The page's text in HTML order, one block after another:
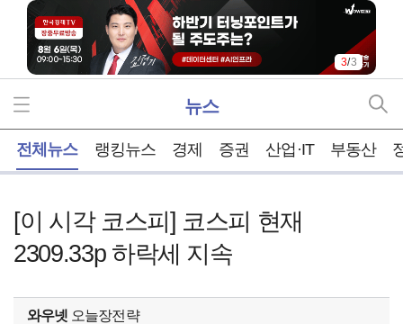
1/3
뉴스
전체뉴스 랭킹뉴스 경제 증권 산업·IT 부동산
[이 시각 코스피] 코스피 현재
2309.33p 하락세 지속
와우넷 오늘장전략